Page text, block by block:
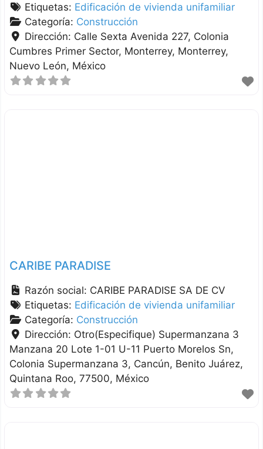
Etiquetas: Edificación de vivienda unifamiliar
Categoría: Construcción
Dirección: Calle Sexta Avenida 227, Colonia
Cumbres Primer Sector, Monterrey Monterrey
Nuevo León México
CARIBE PARADISE
Razón social: CARIBE PARADISE SA DE CV
Etiquetas: Edificación de vivienda unifamiliar
Categoría: Construcción
Dirección: Otro(Especifique) Supermanzana 3
Manzana 20 Lote 1-01 U-11 Puerto Morelos Sn,
Colonia Supermanzana 3, Cancún Benito Juárez
Quintana Roo 77500 México